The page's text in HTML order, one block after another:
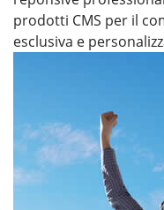
prodotti CMS per il
esclusiva e